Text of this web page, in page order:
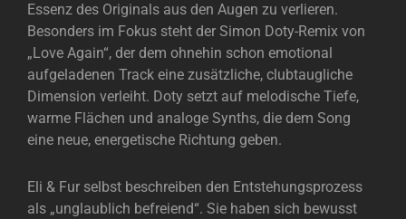
Essenz des Originals aus den Augen zu verlieren.
Besonders im Fokus steht der Simon Doty-Remix von
„Love Again“, der dem ohnehin schon emotional
aufgeladenen Track eine zusätzliche, clubtaugliche
Dimension verleiht. Doty setzt auf melodische Tiefe,
warme Flächen und analoge Synths, die dem Song
eine neue, energetische Richtung geben.
Eli & Fur selbst beschreiben den Entstehungsprozess
als „unglaublich befreiend“. Sie haben sich bewusst